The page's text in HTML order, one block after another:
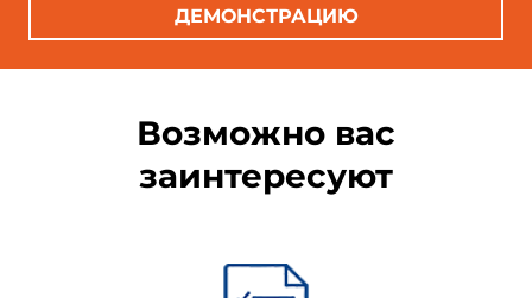
ДЕМОНСТРАЦИЮ
Возможно вас
заинтересуют